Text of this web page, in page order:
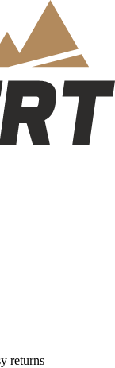
returns